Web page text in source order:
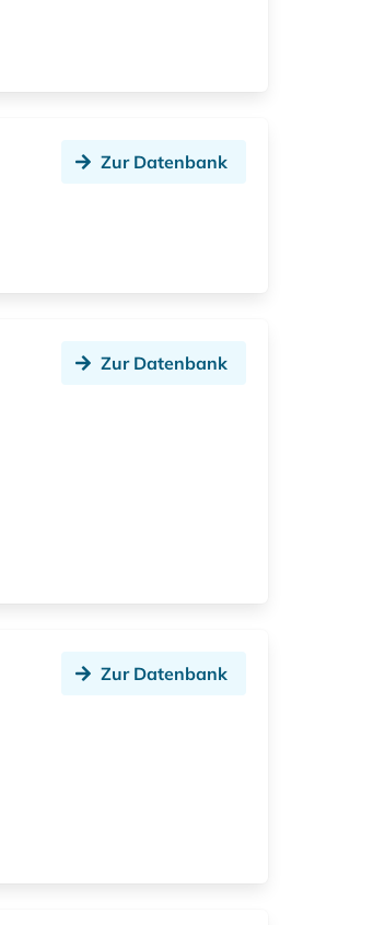
Zur Datenbank
Zur Datenbank
Zur Datenbank